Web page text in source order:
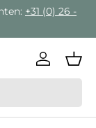
+31 (0) 26 -
Inloggen